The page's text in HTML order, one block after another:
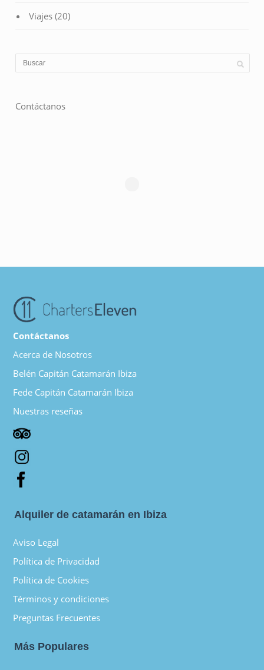
Viajes (20)
Contáctanos
Contáctanos
Acerca de Nosotros
Belén Capitán Catamarán Ibiza
Fede Capitán Catamarán Ibiza
Nuestras reseñas
Alquiler de catamarán en Ibiza
Aviso Legal
Política de Privacidad
Política de Cookies
Términos y condiciones
Preguntas Frecuentes
Más Populares